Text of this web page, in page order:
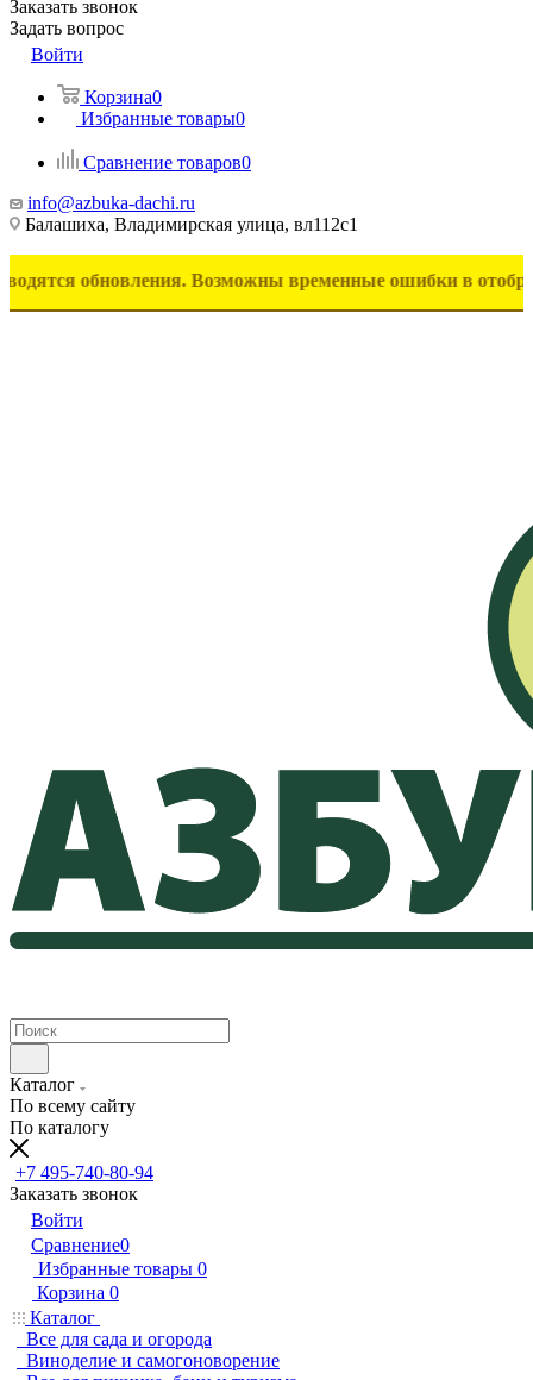
Заказать звонок
Задать вопрос
Войти
Корзина0
Избранные товары0
Сравнение товаров0
info@azbuka-dachi.ru
Балашиха, Владимирская улица, вл112с1
Возможны временные ошибки в отображении
Каталог
По всему сайту
По каталогу
+7 495-740-80-94
Заказать звонок
Войти
Сравнение0
Избранные товары 0
Корзина 0
Каталог
Все для сада и огорода
Виноделие и самогоноворение